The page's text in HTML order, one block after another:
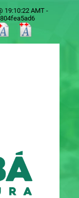
19:10:22 AMT -